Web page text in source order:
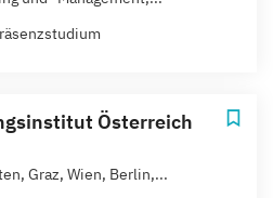
Österreich
Graz, Wien, Berlin,...